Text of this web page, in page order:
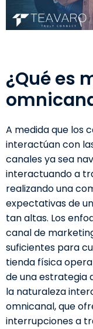
¿Qué es
A medida que los
interactúan con
canales ya sea
interactuando a
realizando una
expectativas de
tan altas. Los
canal de
suficientes para
tienda física
de una estrategia
la naturaleza
omnicanal, que
interrupciones a